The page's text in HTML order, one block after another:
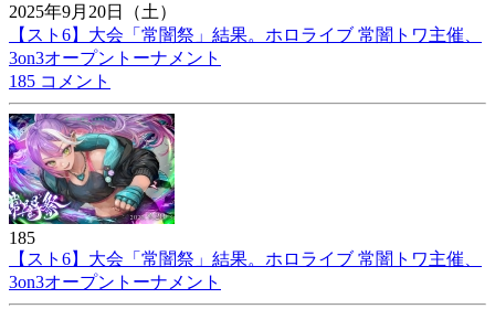
2025年9月20日（土）
【スト6】大会「常闇祭」結果。ホロライブ 常闇トワ主催、
3on3オープントーナメント
185 コメント
185
【スト6】大会「常闇祭」結果。ホロライブ 常闇トワ主催、
3on3オープントーナメント